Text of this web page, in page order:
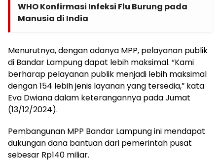
WHO Konfirmasi Infeksi Flu Burung pada
Manusia di India
Menurutnya, dengan adanya MPP, pelayanan publik
di Bandar Lampung dapat lebih maksimal. “Kami
berharap pelayanan publik menjadi lebih maksimal
dengan 154 lebih jenis layanan yang tersedia,” kata
Eva Dwiana dalam keterangannya pada Jumat
(13/12/2024).
Pembangunan MPP Bandar Lampung ini mendapat
dukungan dana bantuan dari pemerintah pusat
sebesar Rp140 miliar.